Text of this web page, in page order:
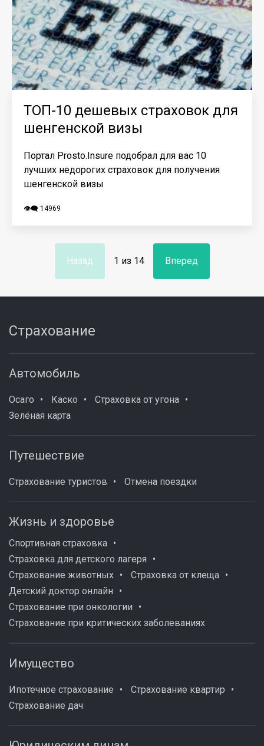
ТОП-10 дешевых страховок для
шенгенской визы
Портал Prosto.Insure подобрал для вас 10
лучших недорогих страховок для получения
шенгенской визы
👁️‍🗨️ 14969
Назад 1 из 14 Вперед
Страхование
Автомобиль
Осаго Каско
Страховка от угона
Зелёная карта
Путешествие
Страхование туристов Отмена поездки
Жизнь и здоровье
Спортивная страховка
Страховка для детского лагеря
Страхование животных
Страховка от клеща
Детский доктор онлайн
Страхование при онкологии
Страхование при критических заболеваниях
Имущество
Ипотечное страхование
Страхование квартир
Страхование дач